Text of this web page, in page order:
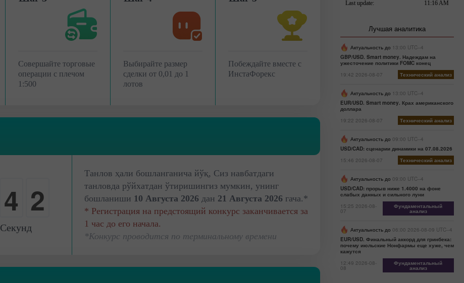
Совершайте торговые
операции с плечом
1:500
Выбирайте размер
сделки от 0,01 до 1
лотов
Побеждайте вместе с
ИнстаФорекс
4
0
1
Секунд
Танлов ҳали бошланганича йўқ, Сиз навбатдаги
танловда рўйхатдан ўтиришингиз мумкин, унинг
бошланиши 10 Августа 2026 дан 21 Августа 2026 гача.*
* Регистрация на предстоящий конкурс заканчивается за
1 час до его начала.
*Конкурс проводится по терминальному времени
Лучшая аналитика
Актуальность до 13:00 UTC--4
GBP/USD. Smart money. Надеждам на
ужесточение политики FOMC конец
19:42 2026-08-07
Технический анализ
Актуальность до 13:00 UTC--4
EUR/USD. Smart money. Крах американского
доллара
19:22 2026-08-07
Технический анализ
Актуальность до 09:00 UTC--4
USD/CAD: сценарии динамики на 07.08.2026
15:46 2026-08-07
Технический анализ
Актуальность до 09:00 UTC--4
USD/CAD: прорыв ниже 1.4000 на фоне
слабых данных и сильного луни
15:25 2026-08-
07
Фундаментальный
анализ
Актуальность до 06:00 2026-08-09 UTC--4
EUR/USD. Финальный аккорд для гринбека:
почему июльские Нонфармы еще хуже, чем
кажутся
12:49 2026-08-
08
Фундаментальный
анализ